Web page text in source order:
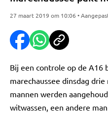
27 maart 2019 om 10:06 •
Bij een controle op de A16
marechaussee dinsdag
mannen werden
witwassen, een andere